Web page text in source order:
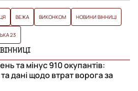
ВЕЖА ВИКОНКОМ НОВИНИ ВІННИЦІ
23
та мінус 910 окупантів:
дані щодо втрат ворога за